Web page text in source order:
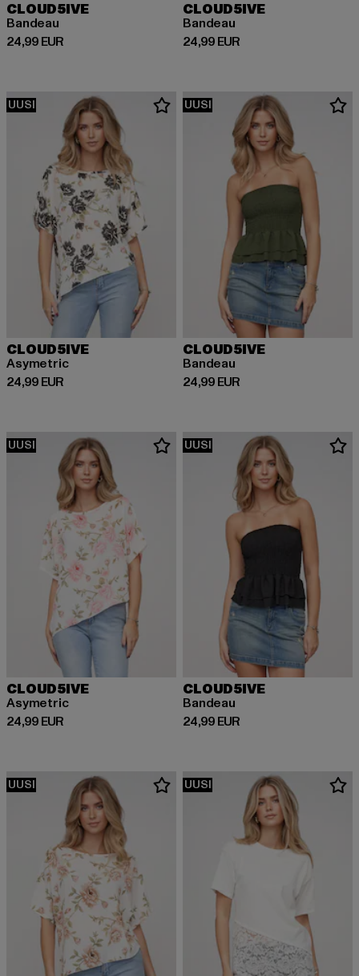
CLOUD5IVE
Bandeau
24,99 EUR
Ajankohtainen hinta: 24,99 EUR
CLOUD5IVE
Bandeau
24,99 EUR
Ajankohtainen hinta: 24,99 EUR
UUSI
CLOUD5IVE
Asymetric
24,99 EUR
Ajankohtainen hinta: 24,99 EUR
UUSI
CLOUD5IVE
Bandeau
24,99 EUR
Ajankohtainen hinta: 24,99 EUR
UUSI
CLOUD5IVE
Asymetric
24,99 EUR
Ajankohtainen hinta: 24,99 EUR
UUSI
CLOUD5IVE
Bandeau
24,99 EUR
Ajankohtainen hinta: 24,99 EUR
UUSI UUSI